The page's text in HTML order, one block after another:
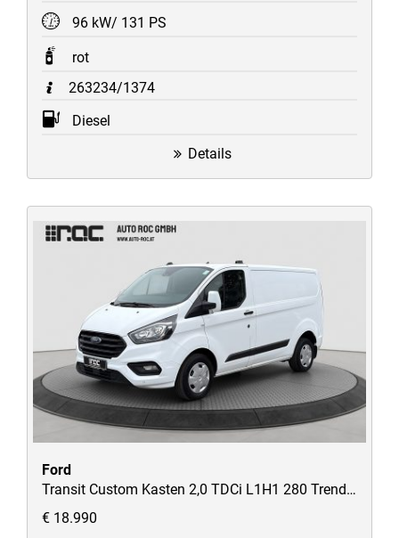
96 kW/ 131 PS
rot
263234/1374
Diesel
Details
Ford
Transit Custom Kasten 2,0 TDCi L1H1 280 Trend AHK/STH/Verglast/Fahrspur-Assistent/uvm
€ 18.990